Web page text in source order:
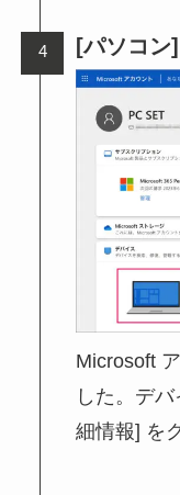
[パソコン
Microsoft
した。デ
細情報] を